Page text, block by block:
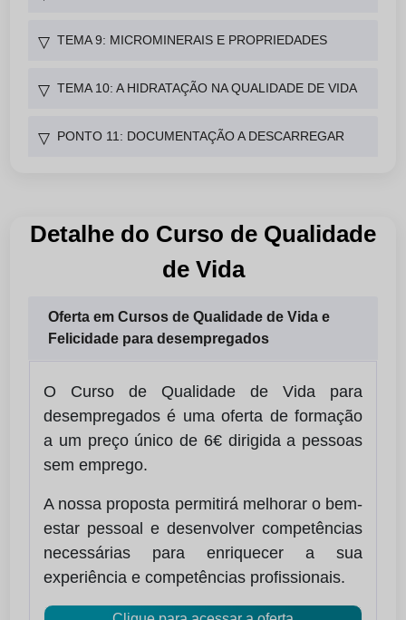
▽ TEMA 9: MICROMINERAIS E PROPRIEDADES
▽ TEMA 10: A HIDRATAÇÃO NA QUALIDADE DE VIDA
▽ PONTO 11: DOCUMENTAÇÃO A DESCARREGAR
Detalhe do Curso de Qualidade
de Vida
Oferta em Cursos de Qualidade de Vida e
Felicidade para desempregados
O Curso de Qualidade de Vida para
desempregados é uma oferta de formação
a um preço único de 6€ dirigida a pessoas
sem emprego.
A nossa proposta permitirá melhorar o bem-
estar pessoal e desenvolver competências
necessárias para enriquecer a sua
experiência e competências profissionais.